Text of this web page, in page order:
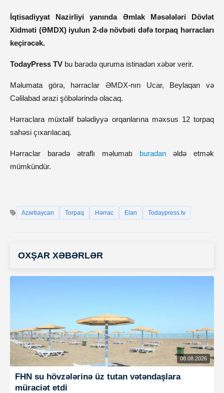
İqtisadiyyat Nazirliyi yanında Əmlak Məsələləri Dövlət
Xidməti (ƏMDX) iyulun 2-də növbəti dəfə torpaq hərracları
keçirəcək.
TodayPress TV bu barədə quruma istinadən xəbər verir.
Məlumata görə, hərraclar ƏMDX-nın Ucar, Beylaqan və
Cəlilabad ərazi şöbələrində olacaq.
Hərraclara müxtəlif bələdiyyə orqanlarına məxsus 12 torpaq
sahəsi çıxarılacaq.
Hərraclar barədə ətraflı məlumatı buradan əldə etmək
mümkündür.
Azərbaycan Torpaq Hərrac Elan Todaypress.tv
OXŞAR XƏBƏRLƏR
08.08.2026
FHN su hövzələrinə üz tutan vətəndaşlara
müraciət etdi